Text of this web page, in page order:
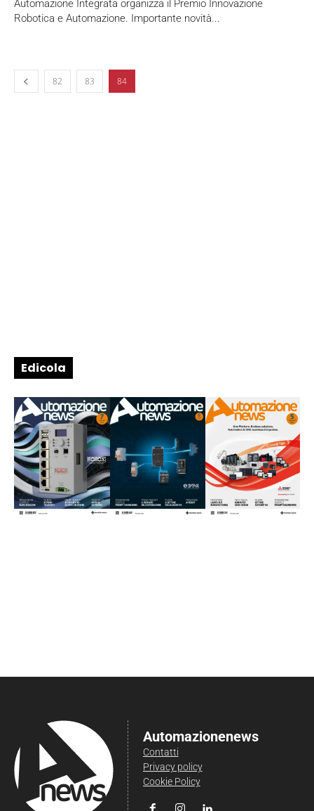
Automazione Integrata organizza il Premio Innovazione
Robotica e Automazione. Importante novità...
82 83 84
Edicola
Automazionenews
Contatti
Privacy policy
Cookie Policy